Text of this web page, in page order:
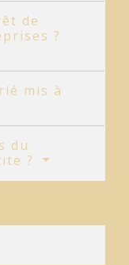
de
?
mis à
du
?